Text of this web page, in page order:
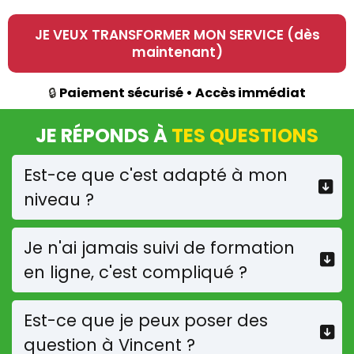
JE VEUX TRANSFORMER MON SERVICE (dès
maintenant)
🔒 Paiement sécurisé • Accès immédiat
JE RÉPONDS ÀTES QUESTIONS
Est-ce que c'est adapté à mon
niveau ?
Si tu as déjà appris les premières bases du service
(lancer de balle, position armée, boucle, flexion
des jambes, frappe, fin de geste...) Service
Gagnant 2.0 te permettra d'optimiser ton geste
et d'utiliser ta mise en jeu à son plein potentiel.
Je n'ai jamais suivi de formation
en ligne, c'est compliqué ?
Non, chaque module est composé de vidéos
explicatives, de démonstrations filmées,
d'exercices de mise en pratique sur le court et
d'un défi à réaliser pour passer au module suivant.
Est-ce que je peux poser des
question à Vincent ?